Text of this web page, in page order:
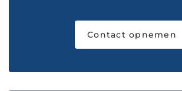
Contact opnemen